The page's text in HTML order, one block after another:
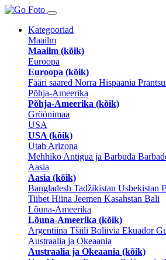
Kategooriad
Maailm
Maailm (kõik)
Euroopa
Euroopa (kõik)
Fääri saared Norra Hispaania
Põhja-Ameerika
Põhja-Ameerika (kõik)
Gröönimaa
USA
USA (kõik)
Utah Arizona
Mehhiko Antigua ja Barbuda
Aasia
Aasia (kõik)
Bangladesh Tadžikistan Usbekistan
Tiibet Hiina Jeemen Kasahstan Bali
Lõuna-Ameerika
Lõuna-Ameerika (kõik)
Argentiina Tšiili Boliivia Ekuador
Austraalia ja Okeaania
Austraalia ja Okeaania (kõik)